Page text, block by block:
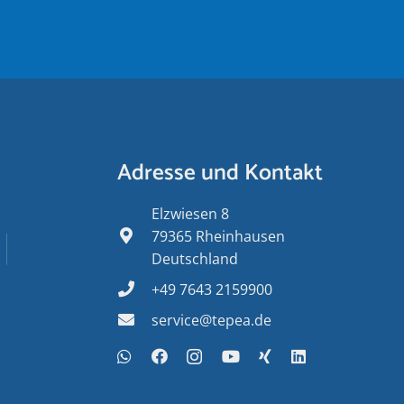
Adresse und Kontakt
Elzwiesen 8
79365 Rheinhausen
Deutschland
+49 7643 2159900
service@tepea.de